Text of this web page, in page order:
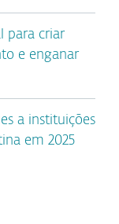
para criar
e enganar
a instituições
em 2025